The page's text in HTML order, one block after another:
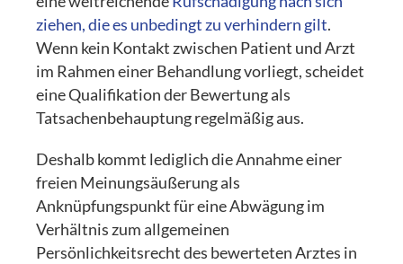
ziehen, die es unbedingt zu verhindern gilt.
Wenn kein Kontakt zwischen Patient und Arzt
im Rahmen einer Behandlung vorliegt, scheidet
eine Qualifikation der Bewertung als
Tatsachenbehauptung regelmäßig aus.
Deshalb kommt lediglich die Annahme einer
freien Meinungsäußerung als
Anknüpfungspunkt für eine Abwägung im
Verhältnis zum allgemeinen
Persönlichkeitsrecht des bewerteten Arztes in